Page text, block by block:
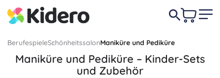
BerufespieleSchönheitssalonManiküre und Pediküre
Maniküre und Pediküre – Kinder-Sets
und Zubehör